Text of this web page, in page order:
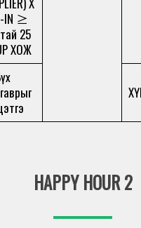
IN ≥
25
ХОЖ
HAPPY HOUR 2